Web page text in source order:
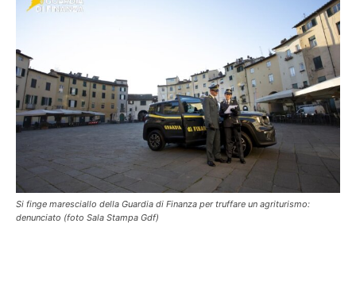
Si finge maresciallo della Guardia di Finanza per truffare un agriturismo:
denunciato (foto Sala Stampa Gdf)